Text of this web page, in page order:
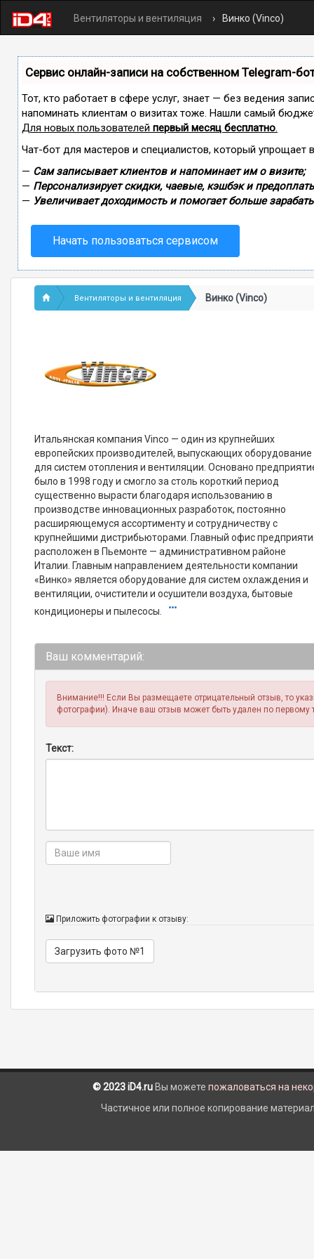
Вентиляторы и вентиляция Винко (Vinco)
Сервис онлайн-записи на собственном Telegram-
Тот, кто работает в сфере услуг, знает — без ведения
напоминать клиентам о визитах тоже. Нашли самый
Для новых пользователей первый месяц бесплатно.
Чат-бот для мастеров и специалистов, который упрощает
— Сам записывает клиентов и напоминает им о визите;
— Персонализирует скидки, чаевые, кэшбэк и
— Увеличивает доходимость и помогает больше
Начать пользоваться сервисом
Вентиляторы и вентиляция Винко (Vinco)
Итальянская компания Vinco — один из крупнейших
европейских производителей, выпускающих оборудование
для систем отопления и вентиляции. Основано
было в 1998 году и смогло за столь короткий период
существенно вырасти благодаря использованию в
производстве инновационных разработок, постоянно
расширяющемуся ассортименту и сотрудничеству с
крупнейшими дистрибьюторами. Главный офис
расположен в Пьемонте — административном районе
Италии. Главным направлением деятельности компании
«Винко» является оборудование для систем охлаждения и
вентиляции, очистители и осушители воздуха, бытовые
кондиционеры и пылесосы.
Ваш комментарий:
Внимание!!! Если Вы размещаете отрицательный отзыв, то
фотографии). Иначе ваш отзыв может быть удален по первому
Текст:
Приложить фотографии к отзыву:
Загрузить фото №1
© 2023 iD4.ru Вы можете пожаловаться на
Частичное или полное копирование